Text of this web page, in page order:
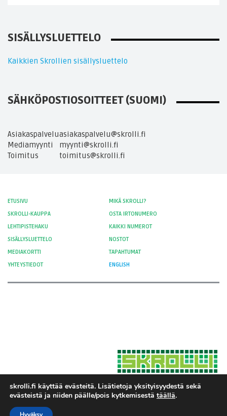
SISÄLLYSLUETTELO
Kaikkien Skrollien sisällysluettelo
SÄHKÖPOSTIOSOITTEET (SUOMI)
Asiakaspalveluasiakaspalvelu@skrolli.fi
Mediamyynti
myynti@skrolli.fi
Toimitus
toimitus@skrolli.fi
ETUSIVU
MIKÄ SKROLLI?
SKROLLI-KAUPPA
OSTA IRTONUMERO
LEHTIPISTEHAKU
KAIKKI NUMEROT
SISÄLLYSLUETTELO
NOSTOT
MEDIAKORTTI
TAPAHTUMAT
YHTEYSTIEDOT
ENGLISH
Hosted by Moment Digital
skrolli.fi käyttää evästeitä. Lisätietoja yksityisyydestä sekä
evästeistä ja niiden päälle/pois kytkemisestä täällä.